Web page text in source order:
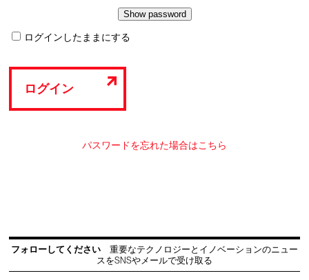
ログインしたままにする
ログイン
パスワードを忘れた場合はこちら
フォローしてください
重要なテクノロジーとイノベーションのニュー
スをSNSやメールで受け取る